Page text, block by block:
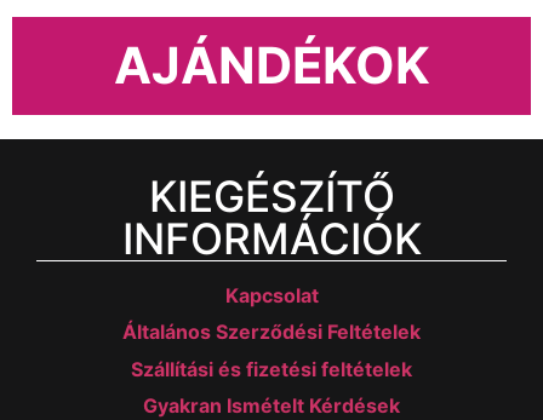
AJÁNDÉKOK
KIEGÉSZÍTŐ
INFORMÁCIÓK
Kapcsolat
Általános Szerződési Feltételek
Szállítási és fizetési feltételek
Gyakran Ismételt Kérdések